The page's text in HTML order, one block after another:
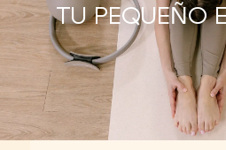
TU PEQUEÑO